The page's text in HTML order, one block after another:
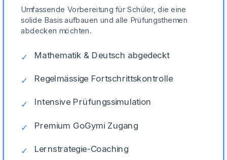
Umfassende Vorbereitung für Schüler, die eine
solide Basis aufbauen und alle Prüfungsthemen
abdecken möchten.
✓ Mathematik & Deutsch abgedeckt
✓ Regelmässige Fortschrittskontrolle
✓ Intensive Prüfungssimulation
✓ Premium GoGymi Zugang
✓ Lernstrategie-Coaching